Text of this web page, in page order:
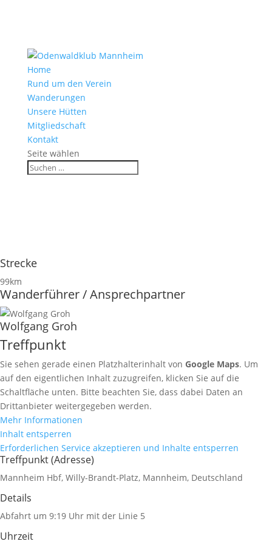
Home
Rund um den Verein
Wanderungen
Unsere Hütten
Mitgliedschaft
Kontakt
Seite wählen
Strecke
99km
Wanderführer / Ansprechpartner
Wolfgang Groh
Treffpunkt
Sie sehen gerade einen Platzhalterinhalt von Google Maps. Um
auf den eigentlichen Inhalt zuzugreifen, klicken Sie auf die
Schaltfläche unten. Bitte beachten Sie, dass dabei Daten an
Drittanbieter weitergegeben werden.
Mehr Informationen
Inhalt entsperren
Erforderlichen Service akzeptieren und Inhalte entsperren
Treffpunkt (Adresse)
Mannheim Hbf, Willy-Brandt-Platz, Mannheim, Deutschland
Details
Abfahrt um 9:19 Uhr mit der Linie 5
Uhrzeit